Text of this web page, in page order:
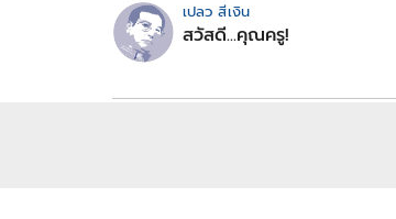
เปลว สีเงิน
สวัสดี...คุณครู!